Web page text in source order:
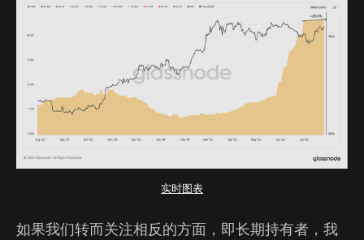
实时图表
如果我们转而关注相反的方面，即长期持有者，我